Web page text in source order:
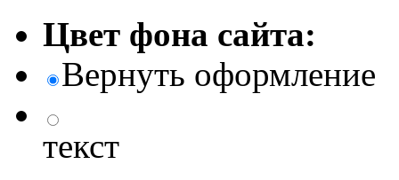
Цвет фона сайта:
Вернуть оформление
текст